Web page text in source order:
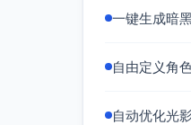
一键生成暗
自由定义角
自动优化光